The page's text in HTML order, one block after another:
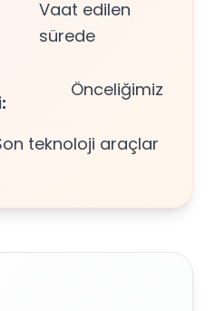
Vaat edilen
sürede
Önceliğimiz
teknoloji araçlar